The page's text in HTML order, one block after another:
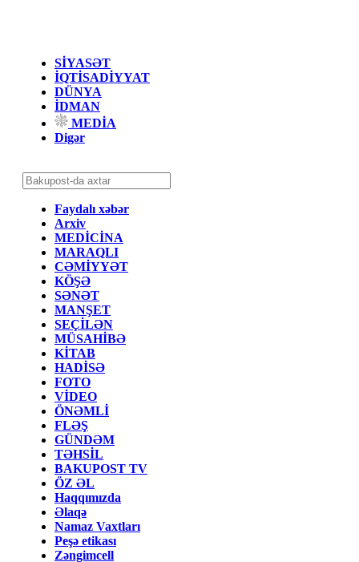
SİYASƏT
İQTİSADİYYAT
DÜNYA
İDMAN
MEDİA
Digər
Faydalı xəbər
Arxiv
MEDİCİNA
MARAQLI
CƏMİYYƏT
KÖŞƏ
SƏNƏT
MANŞET
SEÇİLƏN
MÜSAHİBƏ
KİTAB
HADİSƏ
FOTO
VİDEO
ÖNƏMLİ
FLƏŞ
GÜNDƏM
TƏHSİL
BAKUPOST TV
ÖZ ƏL
Haqqımızda
Əlaqə
Namaz Vaxtları
Peşə etikası
Zəngimcell